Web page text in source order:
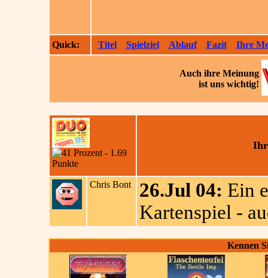
Quick: Titel Spielziel Ablauf Fazit Ihre
Auch ihre Meinung
ist uns wichtig!
Chris Bont 26.Jul 04: Ein
Kartenspiel -
Kennen